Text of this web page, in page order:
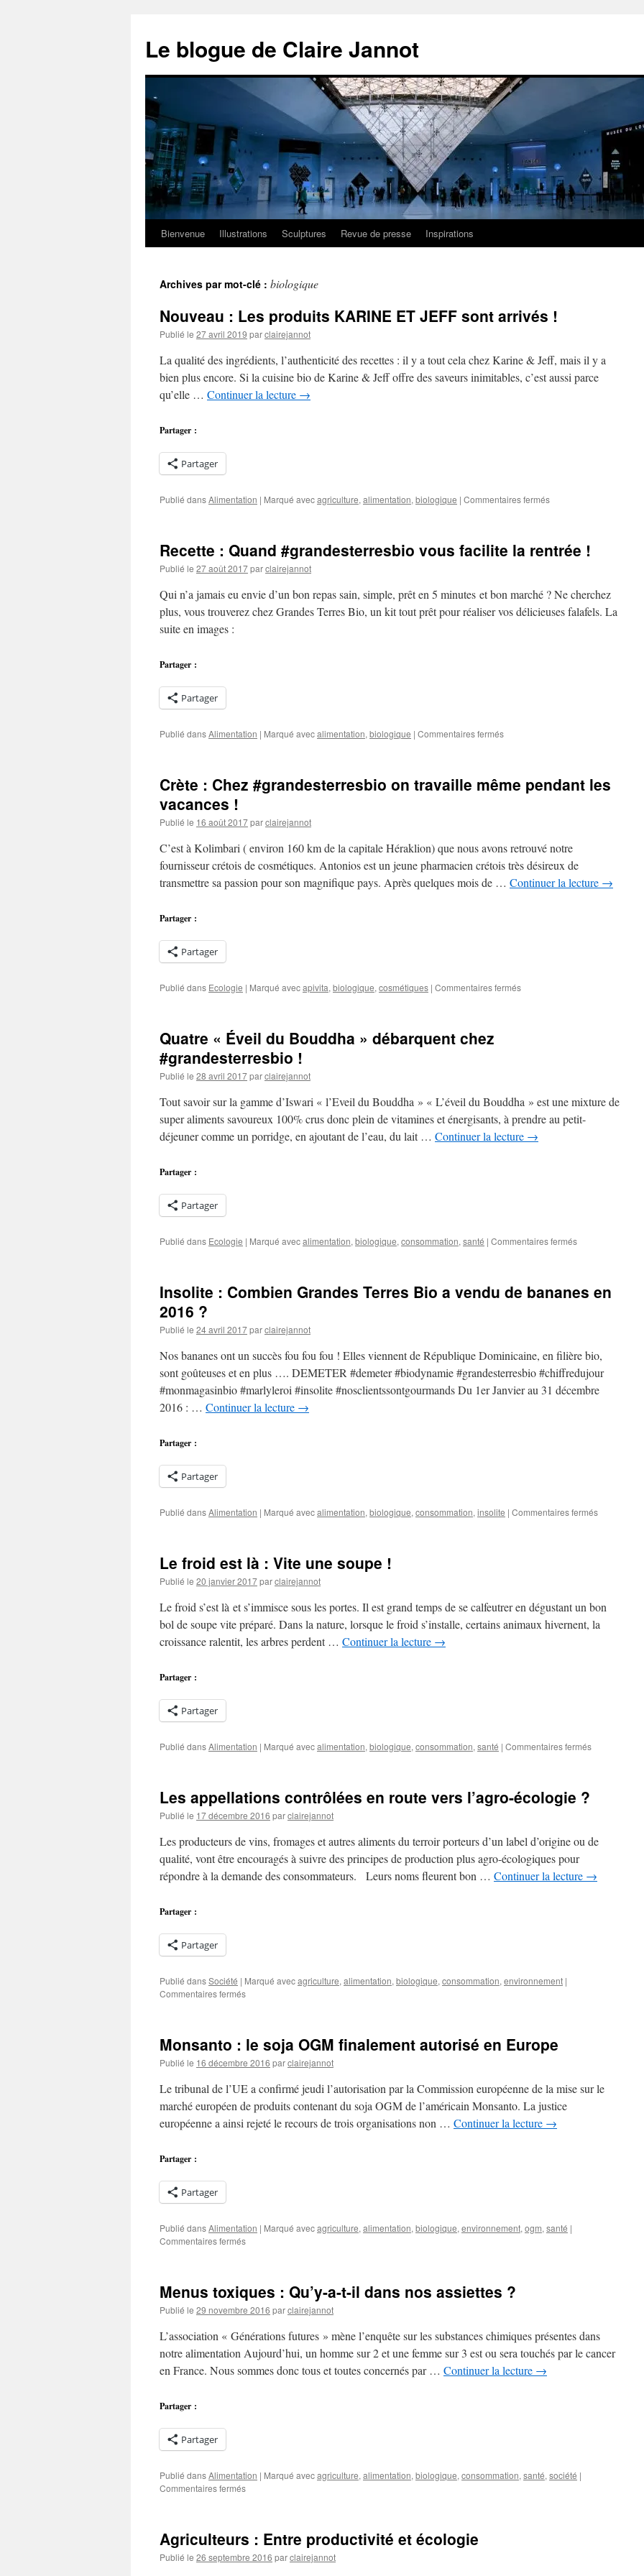
contenu
Le blogue de Claire Jannot
Bienvenue Illustrations Sculptures Revue de presse Inspirations
Archives par mot-clé : biologique
Nouveau : Les produits KARINE ET JEFF sont arrivés !
Publié le 27 avril 2019 parclairejannot
La qualité des ingrédients, l’authenticité des recettes : il y a tout cela chez Karine & Jeff, mais il y a
bien plus encore. Si la cuisine bio de Karine & Jeff offre des saveurs inimitables, c’est aussi parce
qu’elle … Continuer la lecture →
Partager :
Partager
Publié dansAlimentation | Marqué avecagriculture, alimentation, biologique | Commentaires ferméssur
produits
JEFF
sont
arrivés
Recette : Quand #grandesterresbio vous facilite la rentrée !
Publié le 27 août 2017parclairejannot
Qui n’a jamais eu envie d’un bon repas sain, simple, prêt en 5 minutes et bon marché ? Ne cherchez
plus, vous trouverez chez Grandes Terres Bio, un kit tout prêt pour réaliser vos délicieuses falafels. La
suite en images :
Partager :
Partager
Publié dansAlimentation | Marqué avecalimentation, biologique | Commentaires ferméssur
#grandesterresbio
!
Crète : Chez #grandesterresbio on travaille même pendant les
vacances !
Publié le 16 août 2017parclairejannot
C’est à Kolimbari ( environ 160 km de la capitale Héraklion) que nous avons retrouvé notre
fournisseur crétois de cosmétiques. Antonios est un jeune pharmacien crétois très désireux de
transmettre sa passion pour son magnifique pays. Après quelques mois de … Continuer la lecture →
Partager :
Partager
Publié dans Ecologie | Marqué avecapivita, biologique, cosmétiques | Commentaires ferméssur
les
vacances
Quatre « Éveil du Bouddha » débarquent chez
#grandesterresbio !
Publié le 28 avril 2017parclairejannot
Tout savoir sur la gamme d’Iswari « l’Eveil du Bouddha » « L’éveil du Bouddha » est une mixture de
super aliments savoureux 100% crus donc plein de vitamines et énergisants, à prendre au petit-
déjeuner comme un porridge, en ajoutant de l’eau, du lait … Continuer la lecture →
Partager :
Partager
Publié dans Ecologie | Marqué avecalimentation, biologique, consommation, santé | Commentaires ferméssur
Bouddha »
Insolite : Combien Grandes Terres Bio a vendu de bananes en
2016 ?
Publié le 24 avril 2017parclairejannot
Nos bananes ont un succès fou fou fou ! Elles viennent de République Dominicaine, en filière bio,
sont goûteuses et en plus …. DEMETER #demeter #biodynamie #grandesterresbio #chiffredujour
#monmagasinbio #marlyleroi #insolite #nosclientssontgourmands Du 1er Janvier au 31 décembre
2016 : … Continuer la lecture →
Partager :
Partager
Publié dansAlimentation | Marqué avecalimentation, biologique, consommation, insolite | Commentaires ferméssur
vendu
de
Le froid est là : Vite une soupe !
Publié le 20 janvier 2017parclairejannot
Le froid s’est là et s’immisce sous les portes. Il est grand temps de se calfeutrer en dégustant un bon
bol de soupe vite préparé. Dans la nature, lorsque le froid s’installe, certains animaux hivernent, la
croissance ralentit, les arbres perdent … Continuer la lecture →
Partager :
Partager
Publié dansAlimentation | Marqué avecalimentation, biologique, consommation, santé | Commentaires ferméssur
une
soupe
Les appellations contrôlées en route vers l’agro-écologie ?
Publié le 17 décembre 2016 parclairejannot
Les producteurs de vins, fromages et autres aliments du terroir porteurs d’un label d’origine ou de
qualité, vont être encouragés à suivre des principes de production plus agro-écologiques pour
répondre à la demande des consommateurs. Leurs noms fleurent bon … Continuer la lecture →
Partager :
Partager
Publié dansSociété | Marqué avecagriculture, alimentation, biologique, consommation, environnement |
Commentaires ferméssur
en
route
vers
l’agro-
écologie
?
Monsanto : le soja OGM finalement autorisé en Europe
Publié le 16 décembre 2016 parclairejannot
Le tribunal de l’UE a confirmé jeudi l’autorisation par la Commission européenne de la mise sur le
marché européen de produits contenant du soja OGM de l’américain Monsanto. La justice
européenne a ainsi rejeté le recours de trois organisations non … Continuer la lecture →
Partager :
Partager
Publié dansAlimentation | Marqué avecagriculture, alimentation, biologique, environnement, ogm, santé |
Commentaires ferméssur
soja
OGM
finalement
autorisé
en
Europe
Menus toxiques : Qu’y-a-t-il dans nos assiettes ?
Publié le 29 novembre 2016 parclairejannot
L’association « Générations futures » mène l’enquête sur les substances chimiques présentes dans
notre alimentation Aujourd’hui, un homme sur 2 et une femme sur 3 est ou sera touchés par le cancer
en France. Nous sommes donc tous et toutes concernés par … Continuer la lecture →
Partager :
Partager
Publié dansAlimentation | Marqué avecagriculture, alimentation, biologique, consommation, santé, société |
Commentaires ferméssur
Qu’y-
t-
Agriculteurs : Entre productivité et écologie
Publié le 26 septembre 2016 parclairejannot